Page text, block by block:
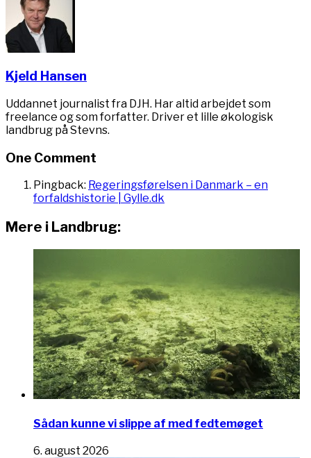
Kjeld Hansen
Uddannet journalist fra DJH. Har altid arbejdet som
freelance og som forfatter. Driver et lille økologisk
landbrug på Stevns.
One Comment
Pingback: Regeringsførelsen i Danmark – en
forfaldshistorie | Gylle.dk
Mere i Landbrug:
Sådan kunne vi slippe af med fedtemøget
6. august 2026